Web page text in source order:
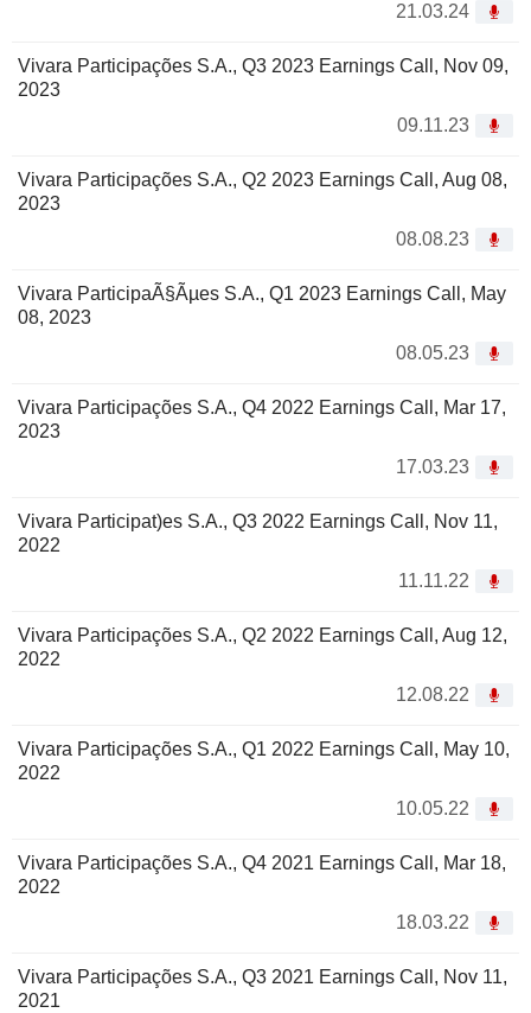
21.03.24
Vivara Participações S.A., Q3 2023 Earnings Call, Nov 09,
2023
09.11.23
Vivara Participações S.A., Q2 2023 Earnings Call, Aug 08,
2023
08.08.23
Vivara ParticipaÃ§Ãµes S.A., Q1 2023 Earnings Call, May
08, 2023
08.05.23
Vivara Participações S.A., Q4 2022 Earnings Call, Mar 17,
2023
17.03.23
Vivara Participat)es S.A., Q3 2022 Earnings Call, Nov 11,
2022
11.11.22
Vivara Participações S.A., Q2 2022 Earnings Call, Aug 12,
2022
12.08.22
Vivara Participações S.A., Q1 2022 Earnings Call, May 10,
2022
10.05.22
Vivara Participações S.A., Q4 2021 Earnings Call, Mar 18,
2022
18.03.22
Vivara Participações S.A., Q3 2021 Earnings Call, Nov 11,
2021